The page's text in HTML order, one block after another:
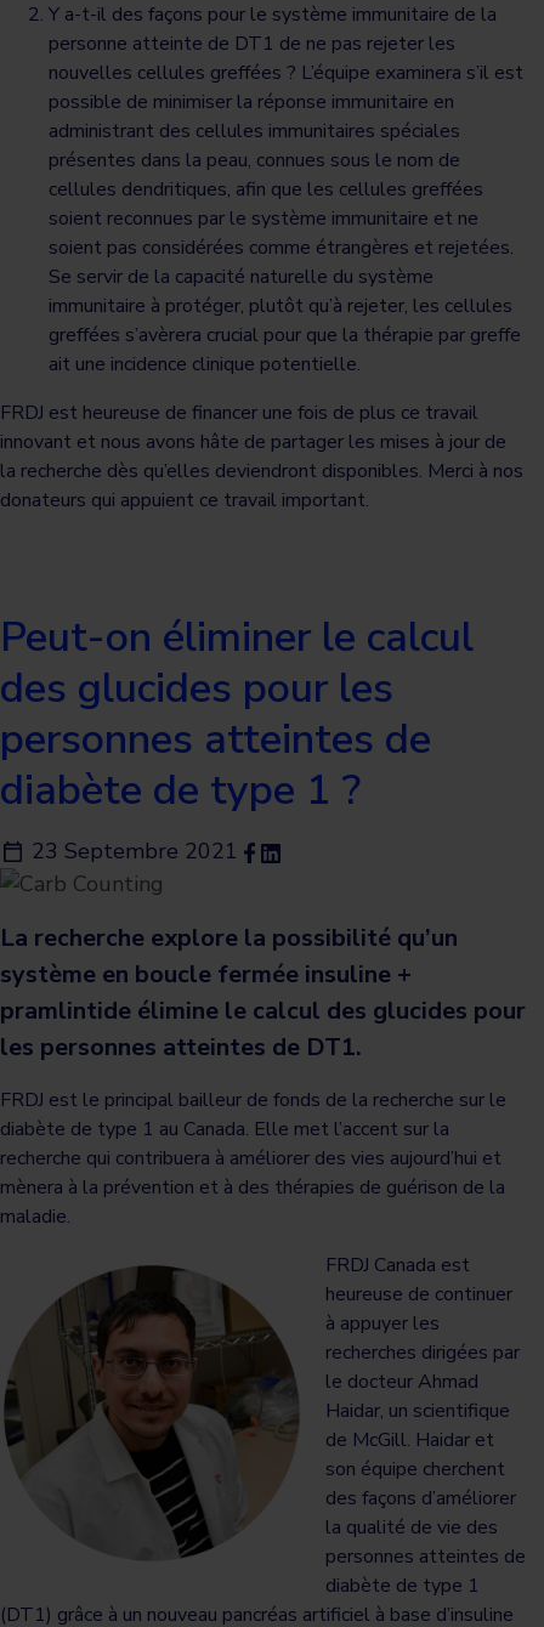
Y a-t-il des façons pour le système immunitaire de la
personne atteinte de DT1 de ne pas rejeter les
nouvelles cellules greffées ? L’équipe examinera s’il est
possible de minimiser la réponse immunitaire en
administrant des cellules immunitaires spéciales
présentes dans la peau, connues sous le nom de
cellules dendritiques, afin que les cellules greffées
soient reconnues par le système immunitaire et ne
soient pas considérées comme étrangères et rejetées.
Se servir de la capacité naturelle du système
immunitaire à protéger, plutôt qu’à rejeter, les cellules
greffées s’avèrera crucial pour que la thérapie par greffe
ait une incidence clinique potentielle.
FRDJ est heureuse de financer une fois de plus ce travail
innovant et nous avons hâte de partager les mises à jour de
la recherche dès qu’elles deviendront disponibles. Merci à nos
donateurs qui appuient ce travail important.
Peut-on éliminer le calcul
des glucides pour les
personnes atteintes de
diabète de type 1 ?
23 Septembre 2021
La recherche explore la possibilité qu’un
système en boucle fermée insuline +
pramlintide élimine le calcul des glucides pour
les personnes atteintes de DT1.
FRDJ est le principal bailleur de fonds de la recherche sur le
diabète de type 1 au Canada. Elle met l’accent sur la
recherche qui contribuera à améliorer des vies aujourd’hui et
mènera à la prévention et à des thérapies de guérison de la
maladie.
FRDJ Canada est
heureuse de continuer
à appuyer les
recherches dirigées par
le docteur Ahmad
Haidar, un scientifique
de McGill. Haidar et
son équipe cherchent
des façons d’améliorer
la qualité de vie des
personnes atteintes de
diabète de type 1
(DT1) grâce à un nouveau pancréas artificiel à base d’insuline